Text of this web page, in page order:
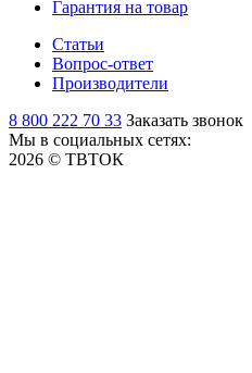
Гарантия на товар
Статьи
Вопрос-ответ
Производители
8 800 222 70 33 Заказать звонок
Мы в социальных сетях:
2026 © ТВТОК